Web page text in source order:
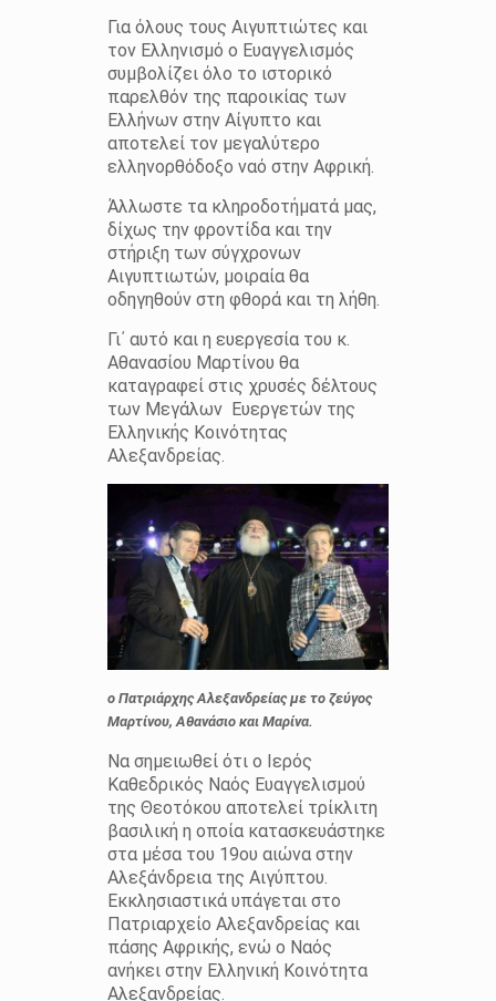
Για όλους τους Αιγυπτιώτες και
τον Ελληνισμό ο Ευαγγελισμός
συμβολίζει όλο το ιστορικό
παρελθόν της παροικίας των
Ελλήνων στην Αίγυπτο και
αποτελεί τον μεγαλύτερο
ελληνορθόδοξο ναό στην Αφρική.
Άλλωστε τα κληροδοτήματά μας,
δίχως την φροντίδα και την
στήριξη των σύγχρονων
Αιγυπτιωτών, μοιραία θα
οδηγηθούν στη φθορά και τη λήθη.
Γι΄ αυτό και η ευεργεσία του κ.
Αθανασίου Μαρτίνου θα
καταγραφεί στις χρυσές δέλτους
των Μεγάλων Ευεργετών της
Ελληνικής Κοινότητας
Αλεξανδρείας.
ο Πατριάρχης Αλεξανδρείας με το ζεύγος
Μαρτίνου, Αθανάσιο και Μαρίνα.
Να σημειωθεί ότι ο Ιερός
Καθεδρικός Ναός Ευαγγελισμού
της Θεοτόκου αποτελεί τρίκλιτη
βασιλική η οποία κατασκευάστηκε
στα μέσα του 19ου αιώνα στην
Αλεξάνδρεια της Αιγύπτου.
Εκκλησιαστικά υπάγεται στο
Πατριαρχείο Αλεξανδρείας και
πάσης Αφρικής, ενώ ο Ναός
ανήκει στην Ελληνική Κοινότητα
Αλεξανδρείας.